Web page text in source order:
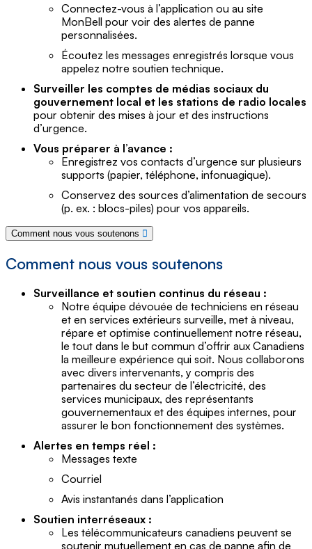
Connectez-vous à l’application ou au site
MonBell pour voir des alertes de panne
personnalisées.
Écoutez les messages enregistrés lorsque vous
appelez notre soutien technique.
Surveiller les comptes de médias sociaux du
gouvernement local et les stations de radio locales
pour obtenir des mises à jour et des instructions
d’urgence.
Vous préparer à l’avance :
Enregistrez vos contacts d’urgence sur plusieurs
supports (papier, téléphone, infonuagique).
Conservez des sources d’alimentation de secours
(p. ex. : blocs-piles) pour vos appareils.
Comment nous vous soutenons
Comment nous vous soutenons
Surveillance et soutien continus du réseau :
Notre équipe dévouée de techniciens en réseau
et en services extérieurs surveille, met à niveau,
répare et optimise continuellement notre réseau,
le tout dans le but commun d’offrir aux Canadiens
la meilleure expérience qui soit. Nous collaborons
avec divers intervenants, y compris des
partenaires du secteur de l’électricité, des
services municipaux, des représentants
gouvernementaux et des équipes internes, pour
assurer le bon fonctionnement des systèmes.
Alertes en temps réel :
Messages texte
Courriel
Avis instantanés dans l’application
Soutien interréseaux :
Les télécommunicateurs canadiens peuvent se
soutenir mutuellement en cas de panne afin de